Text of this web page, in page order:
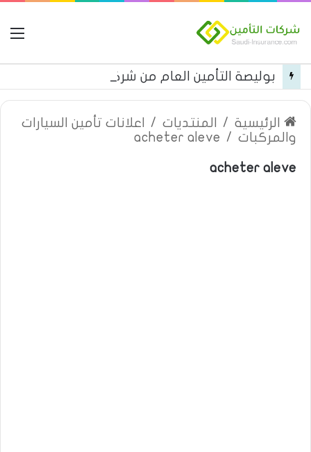
الرئيسية / المنتديات /
اعلانات تأمين السيارات
والمركبات /
acheter aleve
acheter aleve